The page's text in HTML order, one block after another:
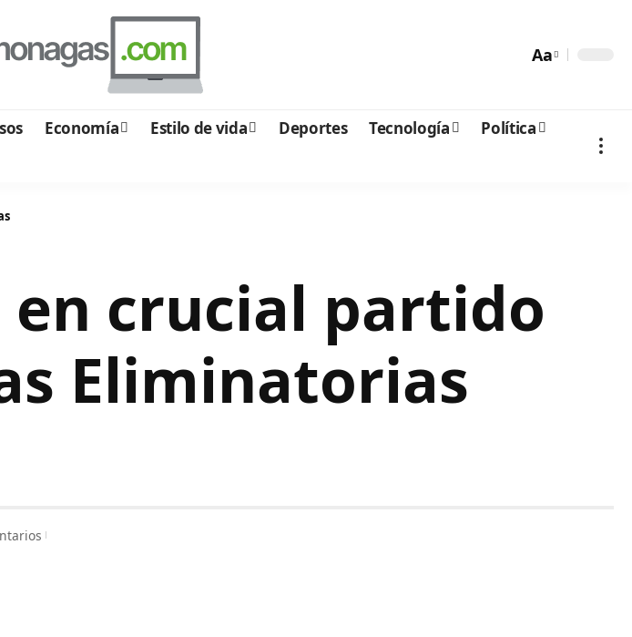
Aa
Economía Estilo de vida Deportes Tecnología
Política
en crucial partido
Eliminatorias